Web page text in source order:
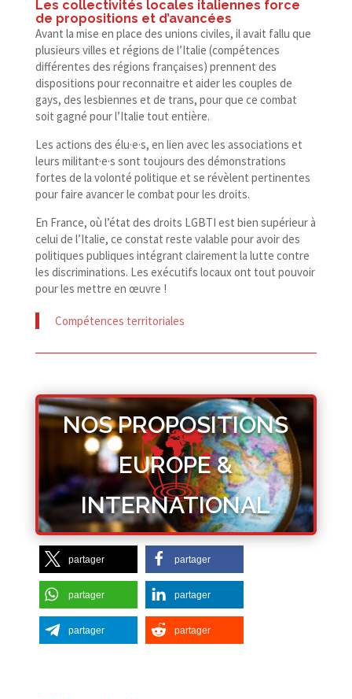
Les collectivités locales italiennes force
de propositions et d’avancées
Avant la mise en place des unions civiles, il avait fallu que
plusieurs villes et régions de l’Italie (compétences
différentes des régions françaises) prennent des
dispositions pour reconnaitre et aider les couples de
gays, des lesbiennes et de trans, pour que ce combat
soit gagné pour l’Italie tout entière.
Les actions des élu·e·s, en lien avec les associations et
leurs militant·e·s sont toujours des démonstrations
fortes de la volonté politique et se révèlent pertinentes
pour faire avancer le combat pour les droits.
En France, où l’état des droits LGBTI est bien supérieur à
celui de l’Italie, ce constat reste valable pour avoir des
politiques publiques intégrant clairement la lutte contre
les discriminations. Les exécutifs locaux ont tout pouvoir
pour les mettre en œuvre !
Compétences territoriales
NOS PROPOSITIONS
EUROPE &
INTERNATIONAL
partager partager
partager partager
partager partager